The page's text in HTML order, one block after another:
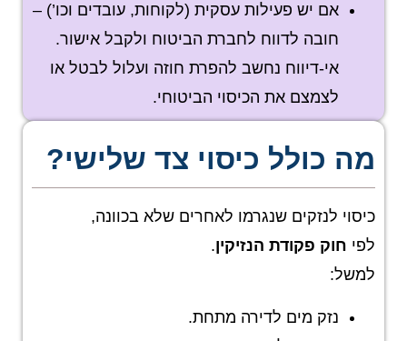
אם יש פעילות עסקית (לקוחות, עובדים וכו’) –
חובה לדווח לחברת הביטוח ולקבל אישור.
אי-דיווח נחשב להפרת חוזה ועלול לבטל או
לצמצם את הכיסוי הביטוחי.
מה כולל כיסוי צד שלישי?
כיסוי לנזקים שנגרמו לאחרים שלא בכוונה,
לפי חוק פקודת הנזיקין.
למשל:
נזק מים לדירה מתחת.